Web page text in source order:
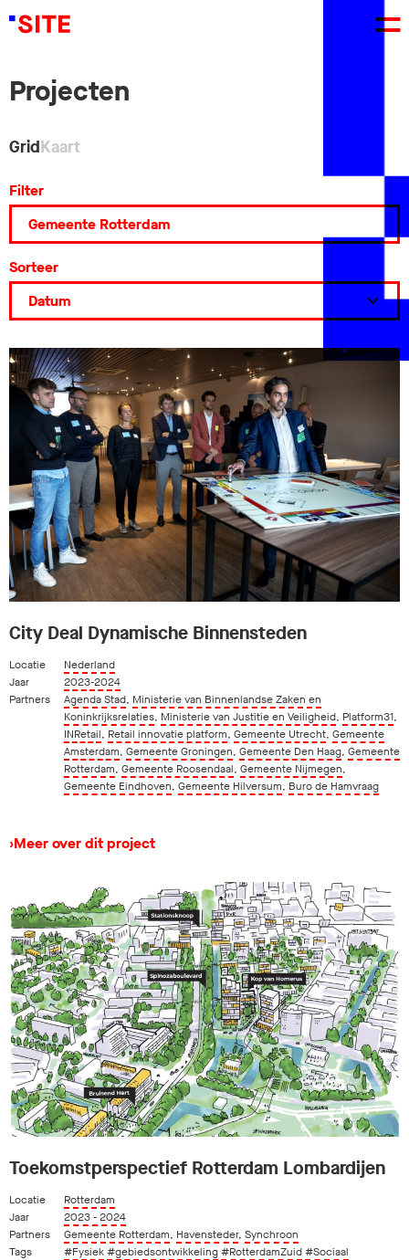
Projecten
GridKaart
Filter
Sorteer
City Deal Dynamische Binnensteden
Locatie
Nederland
Jaar
2023-2024
Partners
Agenda Stad, Ministerie van Binnenlandse Zaken en
Koninkrijksrelaties, Ministerie van Justitie en Veiligheid, Platform31,
INRetail, Retail innovatie platform, Gemeente Utrecht, Gemeente
Amsterdam, Gemeente Groningen, Gemeente Den Haag, Gemeente
Rotterdam, Gemeente Roosendaal, Gemeente Nijmegen,
Gemeente Eindhoven, Gemeente Hilversum, Buro de Hamvraag
›Meer over dit project
Toekomstperspectief Rotterdam Lombardijen
Locatie
Rotterdam
Jaar
2023 - 2024
Partners
Gemeente Rotterdam, Havensteder, Synchroon
Tags
#Fysiek#gebiedsontwikkeling#RotterdamZuid#Sociaal